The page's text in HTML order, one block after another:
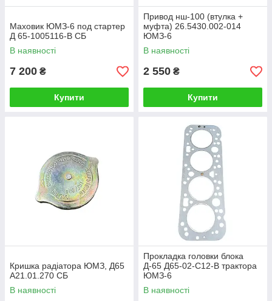
Маховик ЮМЗ-6 под стартер
Д 65-1005116-В СБ
В наявності
7 200 ₴
Купити
Привод нш-100 (втулка +
муфта) 26.5430.002-014
ЮМЗ-6
В наявності
2 550 ₴
Купити
Кришка радіатора ЮМЗ, Д65
А21.01.270 СБ
В наявності
Прокладка головки блока
Д-65 Д65-02-С12-В трактора
ЮМЗ-6
В наявності